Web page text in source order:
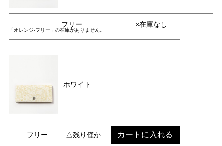
フリー ×在庫なし
「オレンジ-フリー」の在庫がありません。
ホワイト
フリー △残り僅か カートに入れる